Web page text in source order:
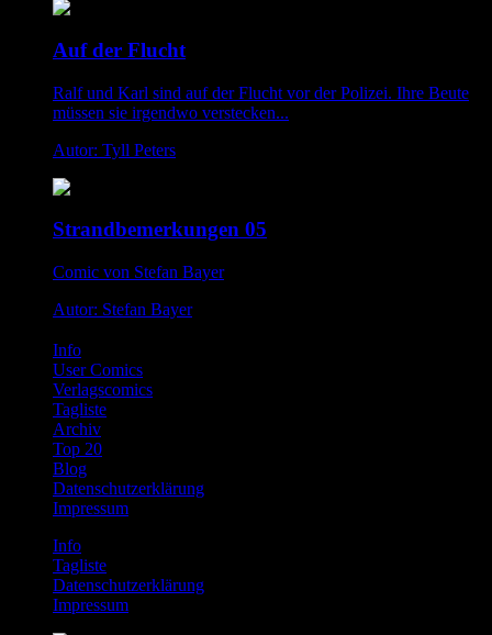
Auf der Flucht
Ralf und Karl sind auf der Flucht vor der Polizei. Ihre Beute
müssen sie irgendwo verstecken...
Autor: Tyll Peters
Strandbemerkungen 05
Comic von Stefan Bayer
Autor: Stefan Bayer
Info
User Comics
Verlagscomics
Tagliste
Archiv
Top 20
Blog
Datenschutzerklärung
Impressum
Info
Tagliste
Datenschutzerklärung
Impressum